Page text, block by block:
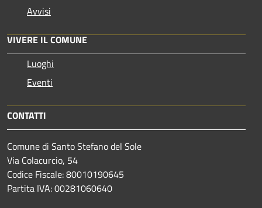
Avvisi
VIVERE IL COMUNE
Luoghi
Eventi
CONTATTI
Comune di Santo Stefano del Sole
Via Colacurcio, 54
Codice Fiscale: 80010190645
Partita IVA: 00281060640